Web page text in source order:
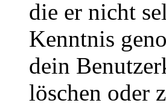
die er nicht
Kenntnis
dein
löschen oder